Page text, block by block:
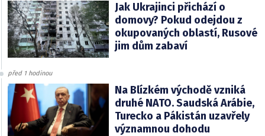
Jak Ukrajinci přichází o
domovy? Pokud odejdou z
okupovaných oblastí, Rusové
jim dům zabaví
před 1 hodinou
Na Blízkém východě vzniká
druhé NATO. Saudská Arábie,
Turecko a Pákistán uzavřely
významnou dohodu